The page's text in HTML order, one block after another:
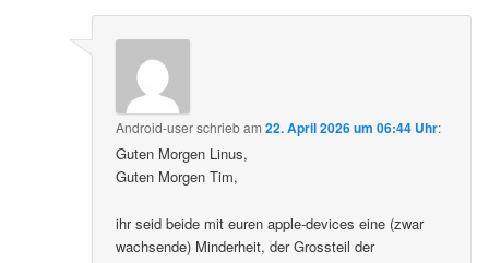
Android-userschriebam22. April 2026 um 06:44 Uhr:
Guten Morgen Linus,
Guten Morgen Tim,
ihr seid beide mit euren apple-devices eine (zwar
wachsende) Minderheit, der Grossteil der